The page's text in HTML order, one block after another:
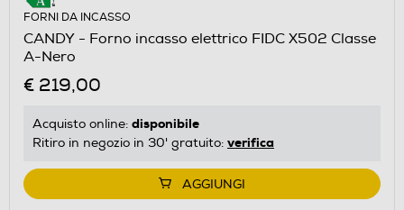
FORNI DA INCASSO
CANDY - Forno incasso elettrico FIDC X502 Classe
A-Nero
€ 219,00
Acquisto online: disponibile
Ritiro in negozio in 30' gratuito: verifica
AGGIUNGI